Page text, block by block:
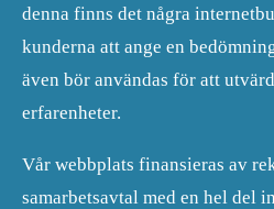
denna finns det några
kunderna att ange en
även bör användas för att
erfarenheter.
Vår webbplats finansieras av
samarbetsavtal med en hel del